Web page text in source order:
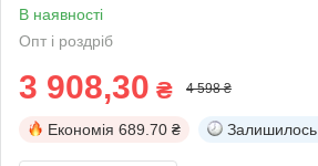
В наявності
Опт і роздріб
3 908,30 ₴ 4 598 ₴
Економія 689.70 ₴ Залишилось